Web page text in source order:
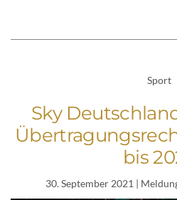
Sport
Sky
bis
30. September 2021 |